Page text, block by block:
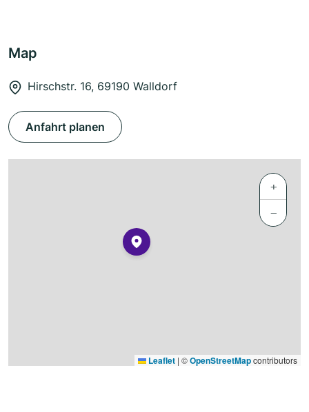
Map
Hirschstr. 16, 69190 Walldorf
Anfahrt planen
+
−
Leaflet | ©OpenStreetMapcontributors